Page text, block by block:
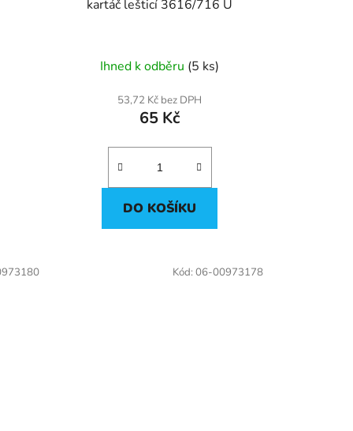
kartáč lešticí 3616/716 U
Ihned k odběru (5 ks)
53,72 Kč bez DPH
65 Kč
DO KOŠÍKU
Kód: 06-00973178